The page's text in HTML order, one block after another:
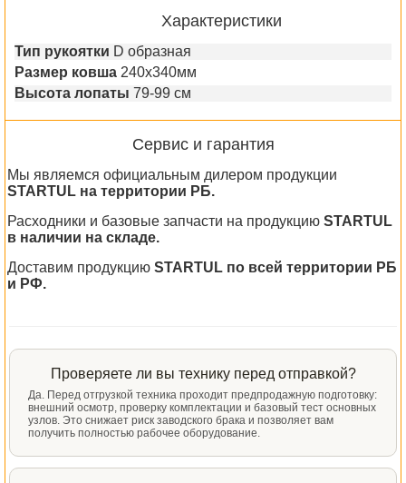
Характеристики
Тип рукоятки D образная
Размер ковша 240х340мм
Высота лопаты 79-99 см
Сервис и гарантия
Мы являемся официальным дилером продукции
STARTUL на территории РБ.
Расходники и базовые запчасти на продукцию STARTUL
в наличии на складе.
Доставим продукцию STARTUL по всей территории РБ
и РФ.
Проверяете ли вы технику перед отправкой?
Да. Перед отгрузкой техника проходит предпродажную подготовку:
внешний осмотр, проверку комплектации и базовый тест основных
узлов. Это снижает риск заводского брака и позволяет вам
получить полностью рабочее оборудование.